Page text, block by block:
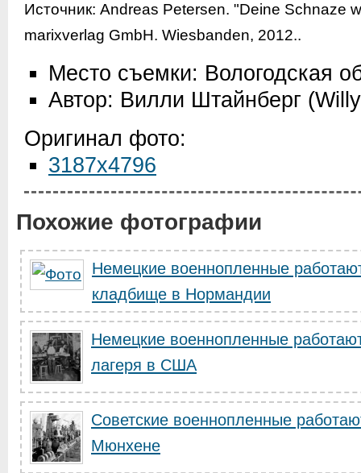
Источник: Andreas Petersen. "Deine Schnaze
marixverlag GmbH. Wiesbanden, 2012..
Место съемки: Вологодская
Автор: Вилли Штайнберг
Оригинал фото:
3187x4796
Похожие фотографии
Немецкие военнопленные
кладбище в Нормандии
Немецкие военнопленные
лагеря в США
Советские военнопленные
Мюнхене